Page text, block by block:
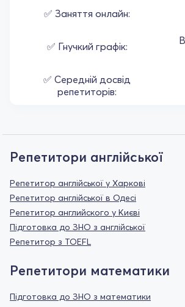
✅ Заняття онлайн:
✅ Гнучкий графік:
✅ Середній досвід
репетиторів:
Репетитори англійської
Репетитор англійської у Харкові
Репетитор англійської в Одесі
Репетитор английского у Києві
Підготовка до ЗНО з англійської
Репетитор з TOEFL
Репетитори математики
Підготовка до ЗНО з математики